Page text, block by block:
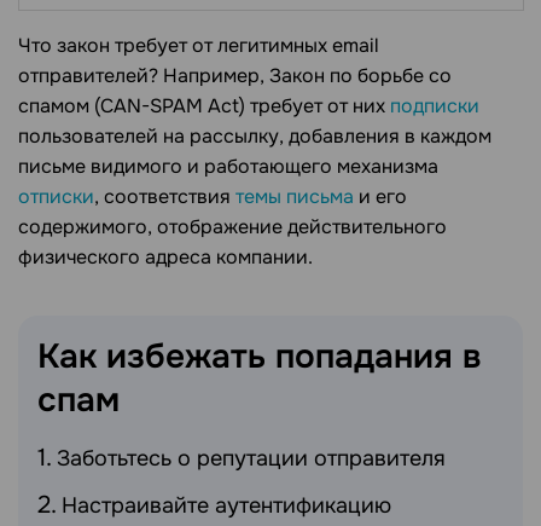
Что закон требует от легитимных email
отправителей? Например, Закон по борьбе со
спамом (CAN-SPAM Act) требует от них подписки
пользователей на рассылку, добавления в каждом
письме видимого и работающего механизма
отписки, соответствия темы письма и его
содержимого, отображение действительного
физического адреса компании.
Как избежать попадания в
спам
Заботьтесь о репутации отправителя
Настраивайте аутентификацию